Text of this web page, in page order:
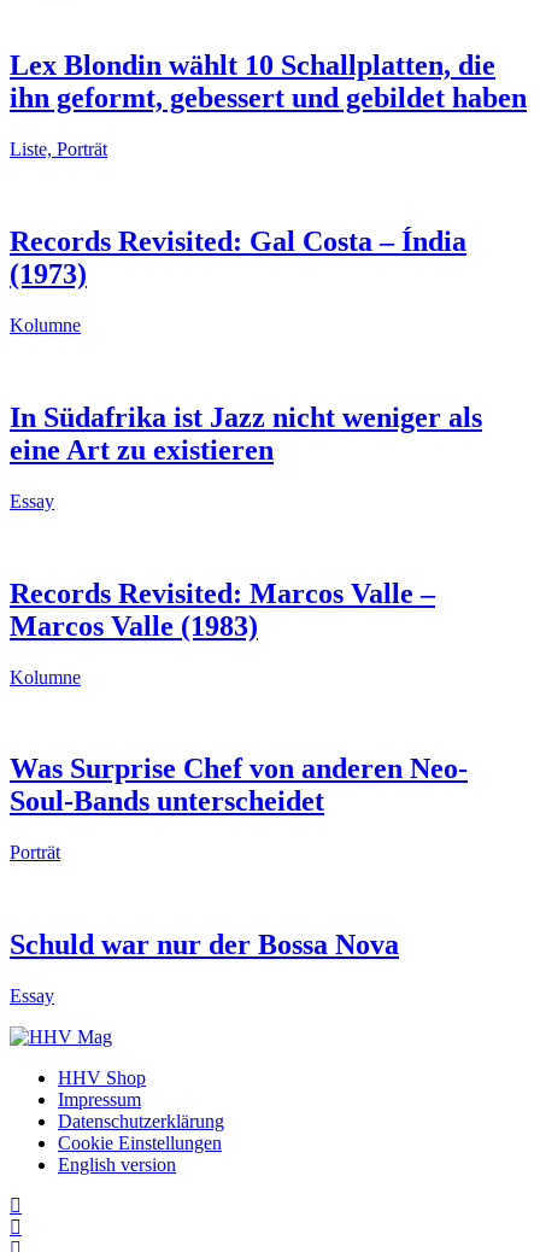
Lex Blondin wählt 10 Schallplatten, die
ihn geformt, gebessert und gebildet haben
Liste, Porträt
Records Revisited: Gal Costa – Índia
(1973)
Kolumne
In Südafrika ist Jazz nicht weniger als
eine Art zu existieren
Essay
Records Revisited: Marcos Valle –
Marcos Valle (1983)
Kolumne
Was Surprise Chef von anderen Neo-
Soul-Bands unterscheidet
Porträt
Schuld war nur der Bossa Nova
Essay
HHV Shop
Impressum
Datenschutzerklärung
Cookie Einstellungen
English version